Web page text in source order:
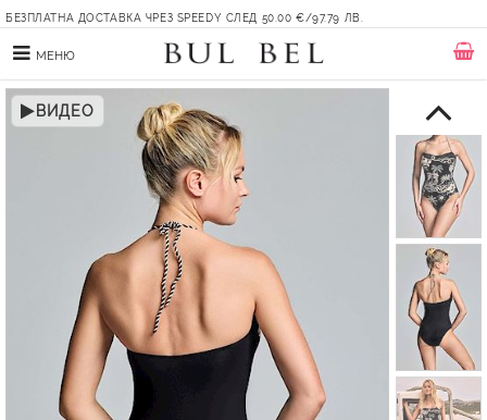
БЕЗПЛАТНА ДОСТАВКА ЧРЕЗ SPEEDY СЛЕД 50.00 €/97.79 ЛВ.
МЕНЮ
ВИДЕО